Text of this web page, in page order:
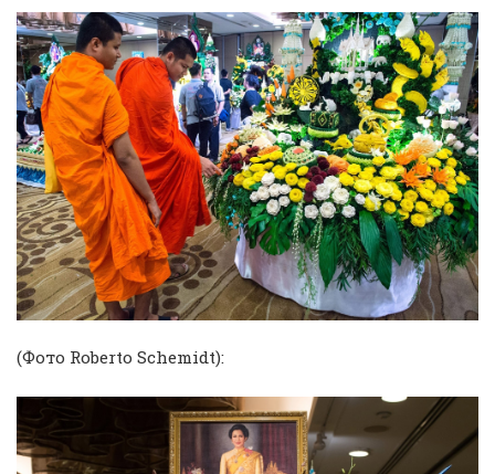
(Фото Roberto Schemidt):